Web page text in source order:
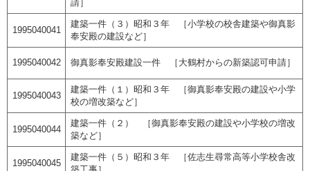
請］
1995040041
建築一件（３）昭和３年 ［小学校の校舎建築や御真影
奉安殿の建設など］
1995040042 御真影奉安殿建設一件 ［大鶴村からの新築認可申請］
1995040043
建築一件（１）昭和３年 ［御真影奉安殿の建設や小学
校の増改築など］
1995040044
建築一件（２） ［御真影奉安殿の建設や小学校の増改
築など］
1995040045
建築一件（５）昭和３年 ［佐志生尋常高等小学校舎改